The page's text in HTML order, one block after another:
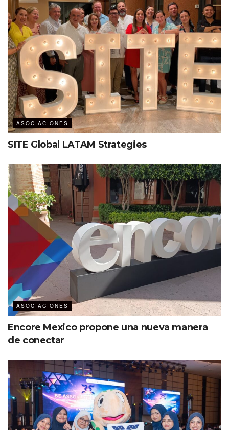
ASOCIACIONES
SITE Global LATAM Strategies
ASOCIACIONES
Encore Mexico propone una nueva manera
de conectar